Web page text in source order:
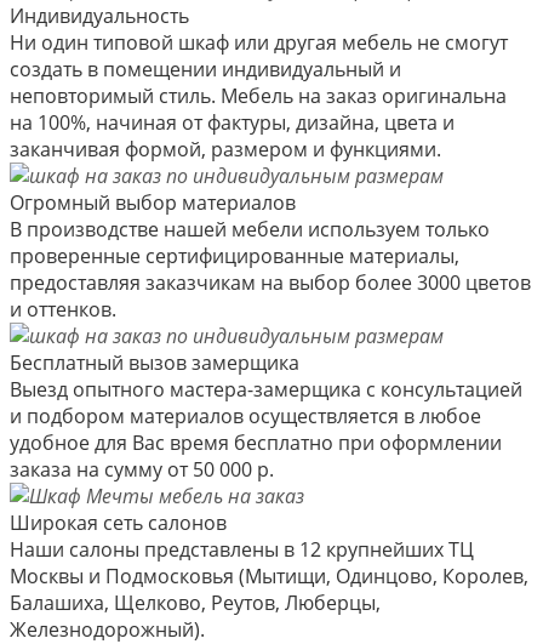
Индивидуальность
Ни один типовой шкаф или другая мебель не смогут
создать в помещении индивидуальный и
неповторимый стиль. Мебель на заказ оригинальна
на 100%, начиная от фактуры, дизайна, цвета и
заканчивая формой, размером и функциями.
Огромный выбор материалов
В производстве нашей мебели используем только
проверенные сертифицированные материалы,
предоставляя заказчикам на выбор более 3000 цветов
и оттенков.
Бесплатный вызов замерщика
Выезд опытного мастера-замерщика с консультацией
и подбором материалов осуществляется в любое
удобное для Вас время бесплатно при оформлении
заказа на сумму от 50 000 р.
Широкая сеть салонов
Наши салоны представлены в 12 крупнейших ТЦ
Москвы и Подмосковья (Мытищи, Одинцово, Королев,
Балашиха, Щелково, Реутов, Люберцы,
Железнодорожный).